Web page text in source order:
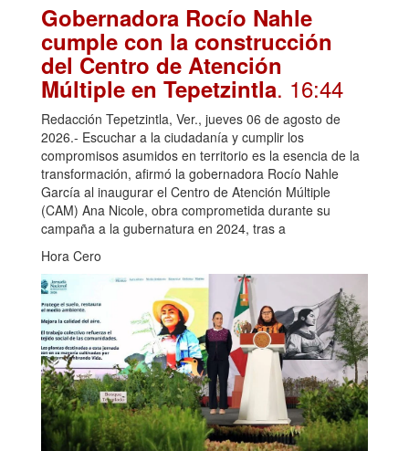
Gobernadora Rocío Nahle
cumple con la construcción
del Centro de Atención
Múltiple en Tepetzintla. 16:44
Redacción Tepetzintla, Ver., jueves 06 de agosto de
2026.- Escuchar a la ciudadanía y cumplir los
compromisos asumidos en territorio es la esencia de la
transformación, afirmó la gobernadora Rocío Nahle
García al inaugurar el Centro de Atención Múltiple
(CAM) Ana Nicole, obra comprometida durante su
campaña a la gubernatura en 2024, tras a
Hora Cero